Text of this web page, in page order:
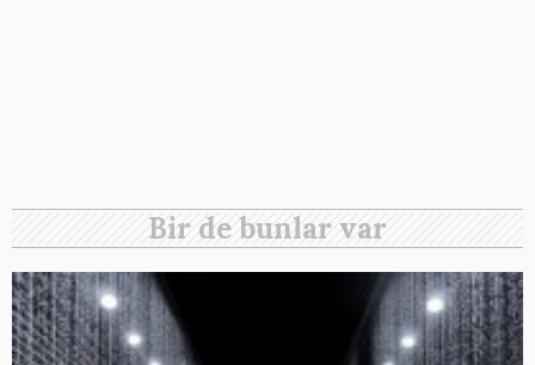
Bir de bunlar var